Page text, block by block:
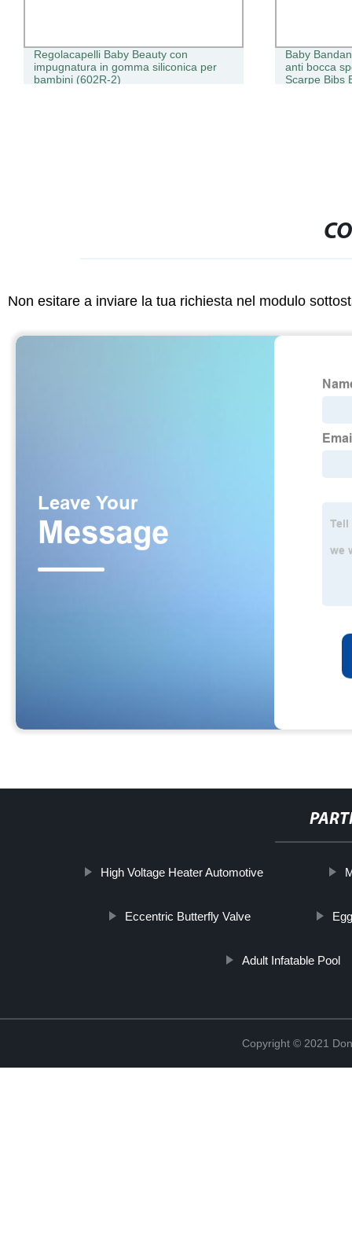
Regolacapelli Baby Beauty con
impugnatura in gomma siliconica per
bambini (602R-2)
Baby
anti bocca
Scarpe Bibs
Non esitare a inviare la tua richiesta nel modulo
High Voltage Heater Automotive
Eccentric Butterfly Valve
Adult Infatable Pool
Copyright © 2021